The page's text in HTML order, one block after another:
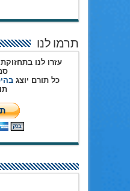
תרמו לנו
עזרו לנו
כל תורם יוצג